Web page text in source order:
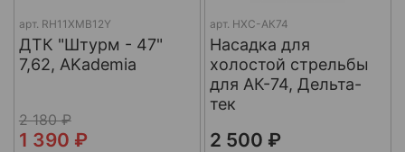
арт. RH11XMB12Y
ДТК "Штурм - 47"
7,62, AKademia
2 180 ₽
1 390 ₽
арт. НХС-АК74
Насадка для
холостой стрельбы
для АК-74, Дельта-
тек
2 500 ₽